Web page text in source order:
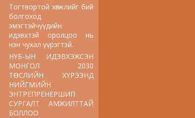
Тогтвортой хөгжлийг бий
болгоход
эмэгтэйчүүдийн
идэвхтэй оролцоо нь
нэн чухал үүрэгтэй.
НҮБ-ЫН ИДЭВХЭЖСЭН
МОНГОЛ 2030
ТӨСЛИЙН ХҮРЭЭНД
НИЙГМИЙН
ЭНТРЕПРЕНЕРШИП
СУРГАЛТ АМЖИЛТТАЙ
БОЛЛОО